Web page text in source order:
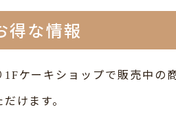
得な情報
1Fケーキショップで販売中の
けます。